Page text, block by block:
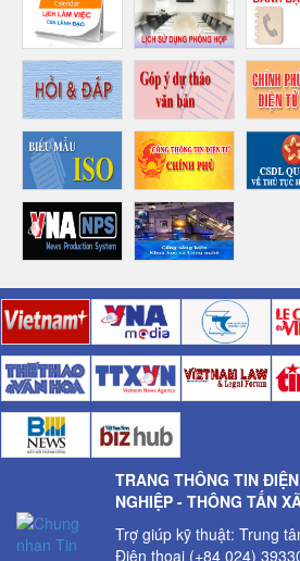
TRANG THÔNG TIN
NGHIỆP - THÔNG TẤN
Trợ giúp kỹ thuật: Trung
Điện thoại (+84 024)